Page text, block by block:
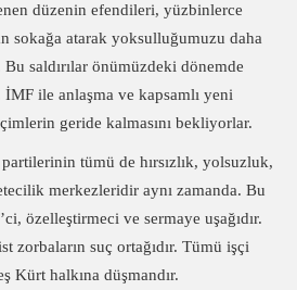
düzenin efendileri, yüzbinlerce
sokağa atarak yoksulluğumuzu daha
saldırılar önümüzdeki dönemde
İMF ile anlaşma ve kapsamlı yeni
geride kalmasını bekliyorlar.
tümü de hırsızlık, yolsuzluk,
merkezleridir aynı zamanda. Bu
özelleştirmeci ve sermaye uşağıdır.
zorbaların suç ortağıdır. Tümü işçi
Kürt halkına düşmandır.